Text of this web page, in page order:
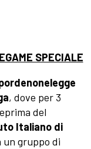
SPECIALE
, dove per 3
del
Italiano di
un gruppo di